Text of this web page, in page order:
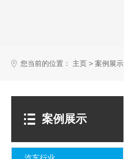
您当前的位置： 主页 > 案例展示
案例展示